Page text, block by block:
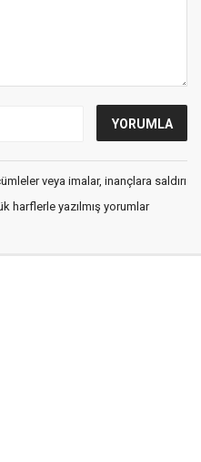
veya imalar, inançlara saldırı
harflerle yazılmış yorumlar